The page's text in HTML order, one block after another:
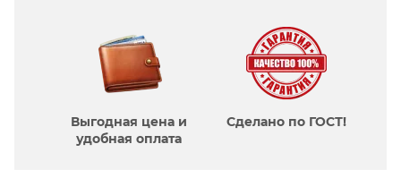
Выгодная цена и
удобная оплата
Сделано по ГОСТ!